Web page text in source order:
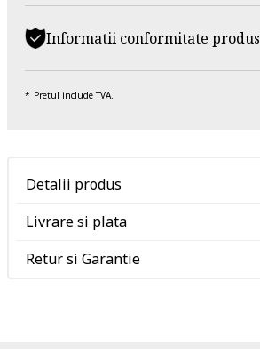
Informatii conformitate produs
Pretul include TVA.
Detalii produs
Livrare si plata
Retur si Garantie